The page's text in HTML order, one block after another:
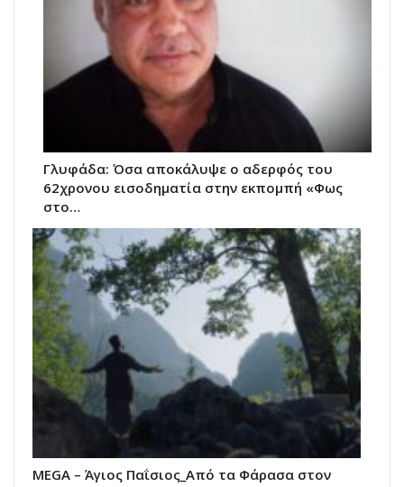
Γλυφάδα: Όσα αποκάλυψε ο αδερφός του
62χρονου εισοδηματία στην εκπομπή «Φως
στο…
MEGA – Άγιος Παΐσιος_Από τα Φάρασα στον